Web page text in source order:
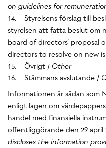
on guidelines for
14. Styrelsens förslag till
styrelsen att fatta beslut om
board of directors’ proposal
directors to resolve on new
15. Övrigt / Other
16. Stämmans avslutande /
Informationen är sådan som
enligt lagen om
handel med finansiella
offentliggörande den 29 april
discloses the information